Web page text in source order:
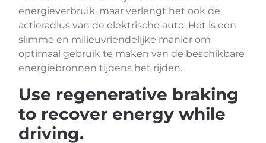
energieverbruik, maar verlengt het ook de
actieradius van de elektrische auto. Het is een
slimme en milieuvriendelijke manier om
optimaal gebruik te maken van de beschikbare
energiebronnen tijdens het rijden.
Use regenerative braking
to recover energy while
driving.